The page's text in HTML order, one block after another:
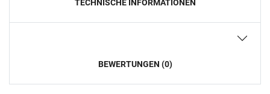
TECHNISCHE INFORMATIONEN
BEWERTUNGEN (0)